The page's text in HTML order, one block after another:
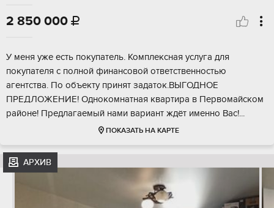
2 850 000 
У меня уже есть покупатель. Комплексная услуга для
покупателя с полной финансовой ответственностью
агентства. По объекту принят задаток.ВЫГОДНОЕ
ПРЕДЛОЖЕНИЕ! Однокомнатная квартира в Первомайском
районе! Предлагаемый нами вариант ждёт именно Вас!...
ПОКАЗАТЬ НА КАРТЕ
АРХИВ